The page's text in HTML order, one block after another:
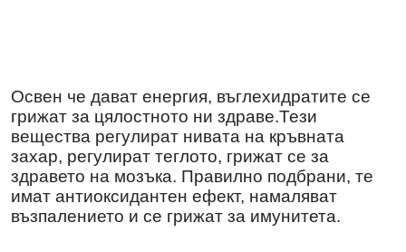
Освен че дават енергия, въглехидратите се
грижат за цялостното ни здраве.Тези
вещества регулират нивата на кръвната
захар, регулират теглото, грижат се за
здравето на мозъка. Правилно подбрани, те
имат антиоксидантен ефект, намаляват
възпалението и се грижат за имунитета.